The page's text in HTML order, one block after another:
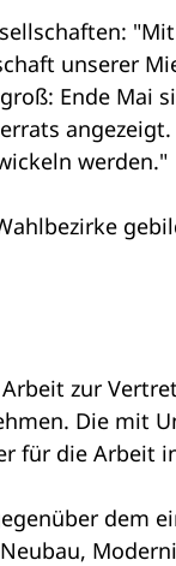
unserer
Ende Mai
werden."
zur
Die mit
für die Arbeit
dem